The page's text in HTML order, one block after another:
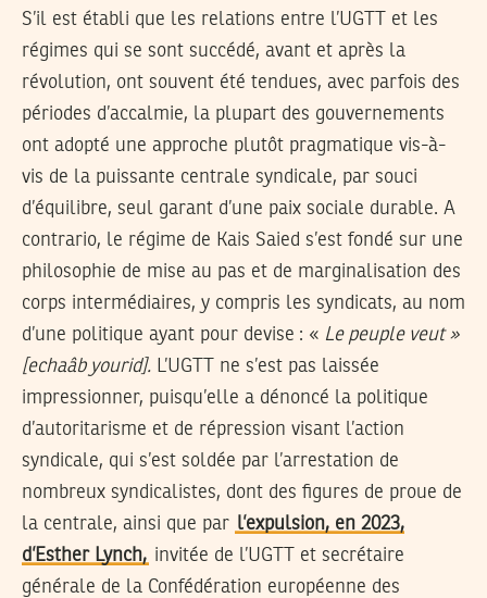
S’il est établi que les relations entre l’UGTT et les
régimes qui se sont succédé, avant et après la
révolution, ont souvent été tendues, avec parfois des
périodes d’accalmie, la plupart des gouvernements
ont adopté une approche plutôt pragmatique vis-à-
vis de la puissante centrale syndicale, par souci
d’équilibre, seul garant d’une paix sociale durable. A
contrario, le régime de Kais Saied s’est fondé sur une
philosophie de mise au pas et de marginalisation des
corps intermédiaires, y compris les syndicats, au nom
d’une politique ayant pour devise : « Le peuple veut »
[echaâb yourid]. L’UGTT ne s’est pas laissée
impressionner, puisqu’elle a dénoncé la politique
d’autoritarisme et de répression visant l’action
syndicale, qui s’est soldée par l’arrestation de
nombreux syndicalistes, dont des figures de proue de
la centrale, ainsi que par l’expulsion, en 2023,
d’Esther Lynch, invitée de l’UGTT et secrétaire
générale de la Confédération européenne des